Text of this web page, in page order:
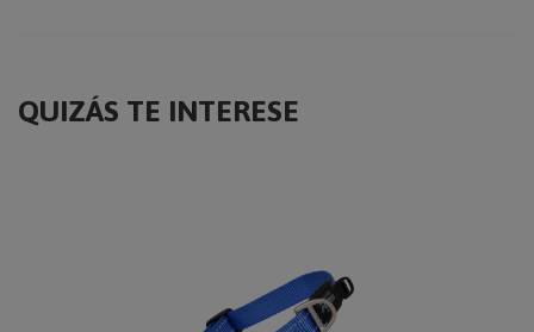
QUIZÁS TE INTERESE